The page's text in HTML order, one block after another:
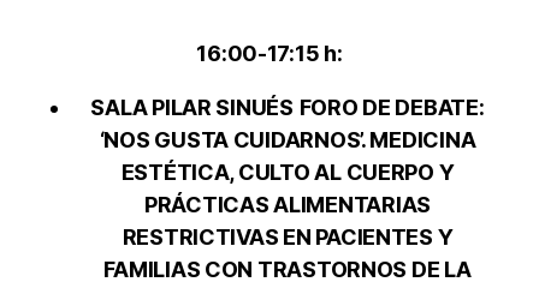
16:00-17:15 h:
SALA PILAR SINUÉS FORO DE DEBATE:
‘NOS GUSTA CUIDARNOS’. MEDICINA
ESTÉTICA, CULTO AL CUERPO Y
PRÁCTICAS ALIMENTARIAS
RESTRICTIVAS EN PACIENTES Y
FAMILIAS CON TRASTORNOS DE LA